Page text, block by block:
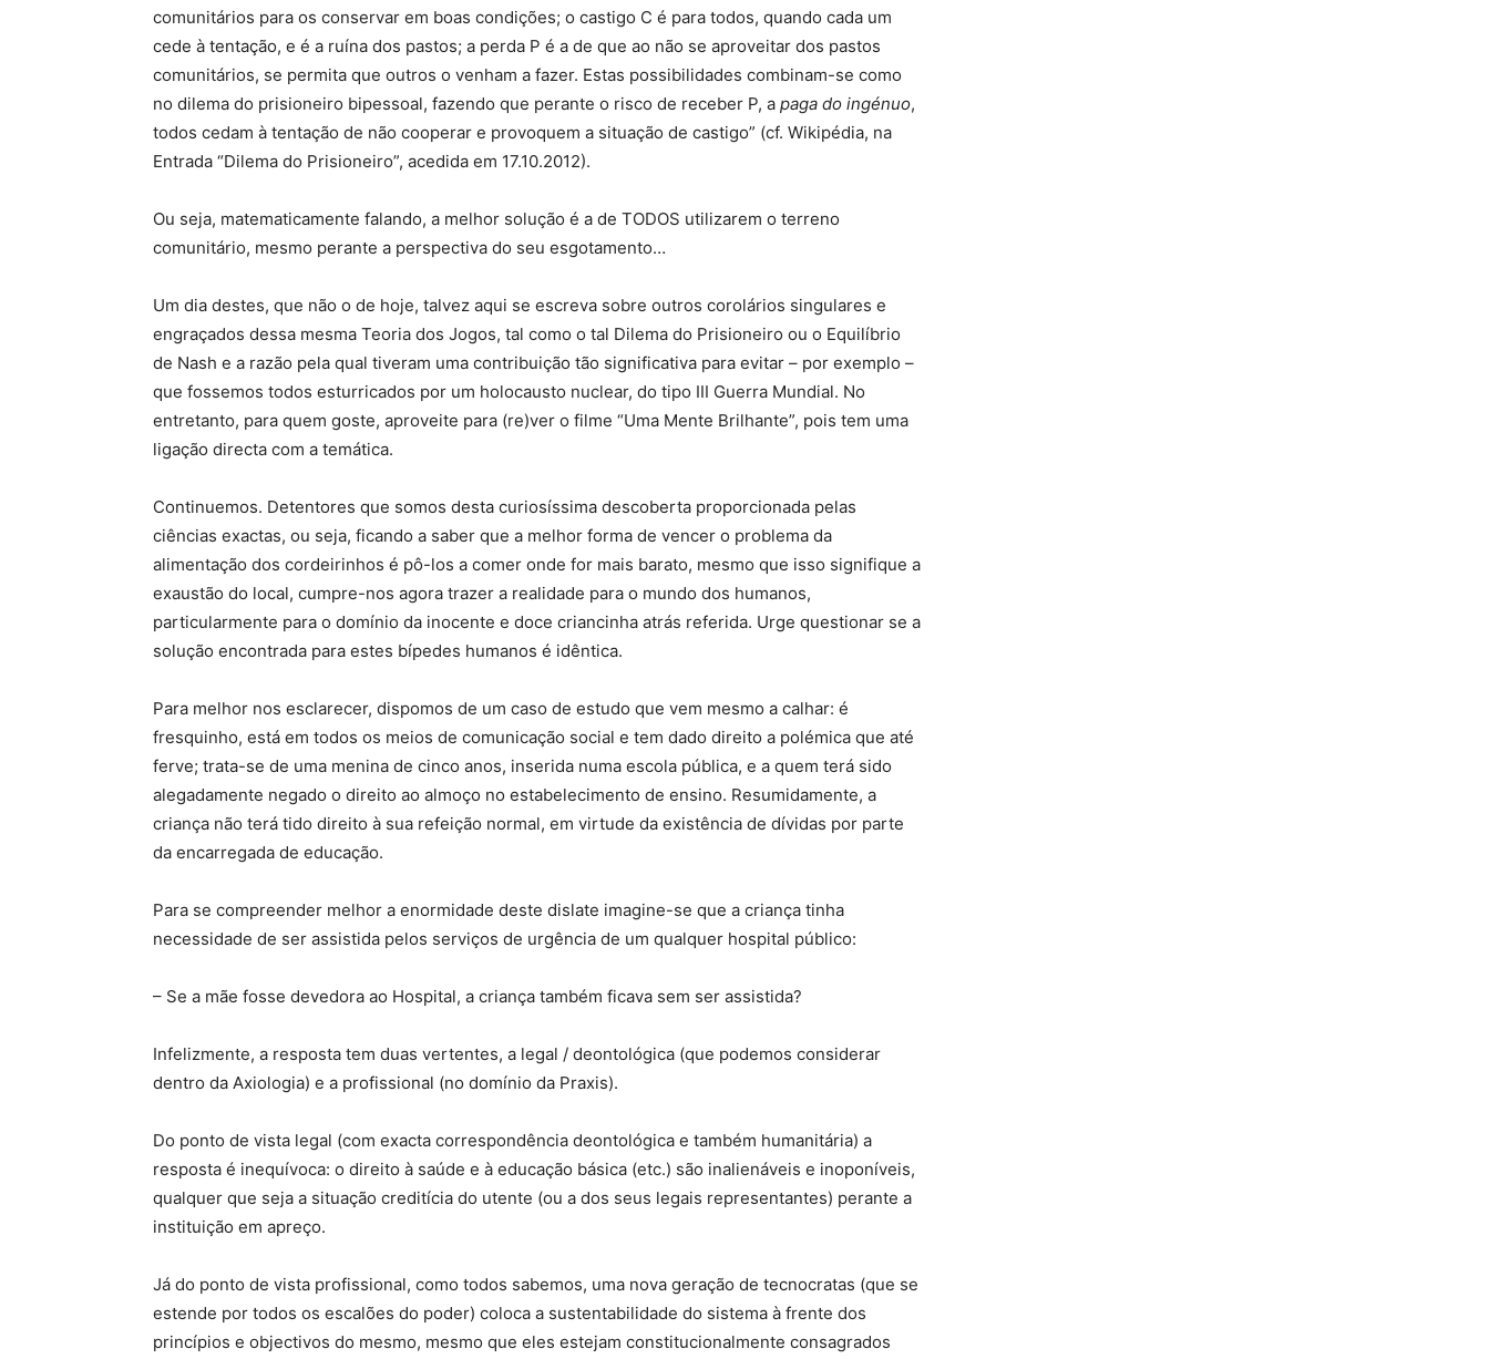
comunitários para os conservar em boas condições; o castigo C é para todos, quando cada um
cede à tentação, e é a ruína dos pastos; a perda P é a de que ao não se aproveitar dos pastos
comunitários, se permita que outros o venham a fazer. Estas possibilidades combinam-se como
no dilema do prisioneiro bipessoal, fazendo que perante o risco de receber P, a paga do ingénuo,
todos cedam à tentação de não cooperar e provoquem a situação de castigo” (cf. Wikipédia, na
Entrada “Dilema do Prisioneiro”, acedida em 17.10.2012).
Ou seja, matematicamente falando, a melhor solução é a de TODOS utilizarem o terreno
comunitário, mesmo perante a perspectiva do seu esgotamento…
Um dia destes, que não o de hoje, talvez aqui se escreva sobre outros corolários singulares e
engraçados dessa mesma Teoria dos Jogos, tal como o tal Dilema do Prisioneiro ou o Equilíbrio
de Nash e a razão pela qual tiveram uma contribuição tão significativa para evitar – por exemplo –
que fossemos todos esturricados por um holocausto nuclear, do tipo III Guerra Mundial. No
entretanto, para quem goste, aproveite para (re)ver o filme “Uma Mente Brilhante”, pois tem uma
ligação directa com a temática.
Continuemos. Detentores que somos desta curiosíssima descoberta proporcionada pelas
ciências exactas, ou seja, ficando a saber que a melhor forma de vencer o problema da
alimentação dos cordeirinhos é pô-los a comer onde for mais barato, mesmo que isso signifique a
exaustão do local, cumpre-nos agora trazer a realidade para o mundo dos humanos,
particularmente para o domínio da inocente e doce criancinha atrás referida. Urge questionar se a
solução encontrada para estes bípedes humanos é idêntica.
Para melhor nos esclarecer, dispomos de um caso de estudo que vem mesmo a calhar: é
fresquinho, está em todos os meios de comunicação social e tem dado direito a polémica que até
ferve; trata-se de uma menina de cinco anos, inserida numa escola pública, e a quem terá sido
alegadamente negado o direito ao almoço no estabelecimento de ensino. Resumidamente, a
criança não terá tido direito à sua refeição normal, em virtude da existência de dívidas por parte
da encarregada de educação.
Para se compreender melhor a enormidade deste dislate imagine-se que a criança tinha
necessidade de ser assistida pelos serviços de urgência de um qualquer hospital público:
– Se a mãe fosse devedora ao Hospital, a criança também ficava sem ser assistida?
Infelizmente, a resposta tem duas vertentes, a legal / deontológica (que podemos considerar
dentro da Axiologia) e a profissional (no domínio da Praxis).
Do ponto de vista legal (com exacta correspondência deontológica e também humanitária) a
resposta é inequívoca: o direito à saúde e à educação básica (etc.) são inalienáveis e inoponíveis,
qualquer que seja a situação creditícia do utente (ou a dos seus legais representantes) perante a
instituição em apreço.
Já do ponto de vista profissional, como todos sabemos, uma nova geração de tecnocratas (que se
estende por todos os escalões do poder) coloca a sustentabilidade do sistema à frente dos
princípios e objectivos do mesmo, mesmo que eles estejam constitucionalmente consagrados